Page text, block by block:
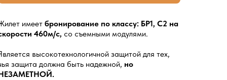
имеет бронирование по классу: БР1, С2 на
460м/с, со съемными модулями.
высокотехнологичной защитой для тех,
защита должна быть надежной, но